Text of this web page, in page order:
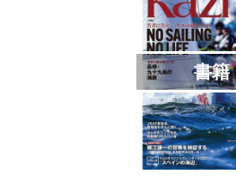
書籍